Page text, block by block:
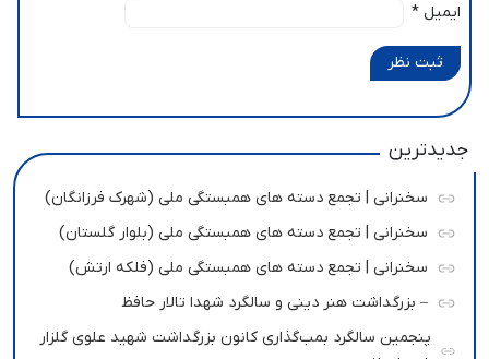
ایمیل *
ثبت نظر
جدیدترین
سخنرانی | تجمع دسته های همبستگی ملی (شهرک فرزانگان)
سخنرانی | تجمع دسته های همبستگی ملی (بلوار گلستان)
سخنرانی | تجمع دسته های همبستگی ملی (فلکه ارتش)
– بزرگداشت هنر دینی و سالگرد شهدا تالار حافظ
پنجمین سالگرد بمب‌گذاری کانون بزرگداشت شهید علوی گلزار